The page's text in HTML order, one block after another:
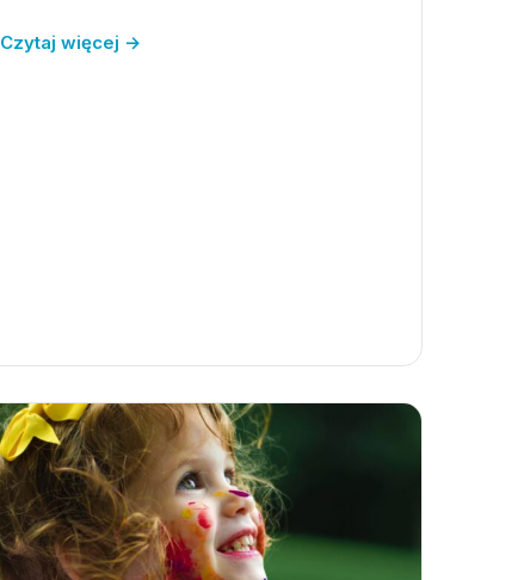
Czytaj więcej →